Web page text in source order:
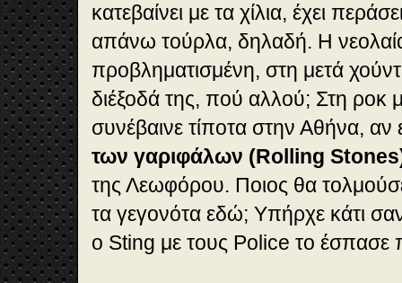
κατεβαίνει με τα χίλια, έχει
απάνω τούρλα, δηλαδή. Η
προβληματισμένη, στη μετά
διέξοδά της, πού αλλού; Στη ροκ
συνέβαινε τίποτα στην Αθήνα, αν
των γαριφάλων (Rolling
της Λεωφόρου. Ποιος θα
τα γεγονότα εδώ; Υπήρχε κάτι
ο Sting με τους Police το έσπασε